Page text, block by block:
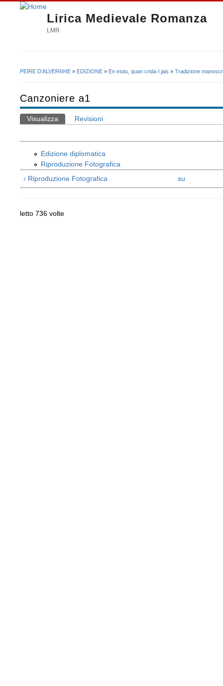
Lirica Medievale Romanza
LMR
PEIRE D'ALVERNHE » EDIZIONE » En estiu, quan crida·l jais » Tradizione
Canzoniere a1
Schede primarie
Visualizza (scheda attiva)
Revisioni
Edizione diplomatica
Riproduzione Fotografica
‹ Riproduzione Fotografica
su
letto 736 volte